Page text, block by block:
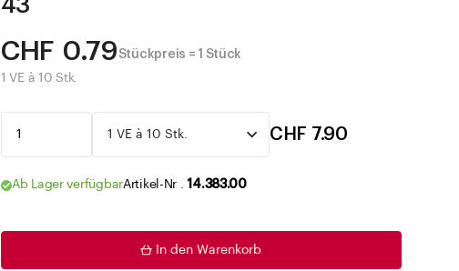
Zu den Merklisten
43
CHF 0.79 Stückpreis = 1 Stück
1 VE à 10 Stk.
CHF 7.90
Ab Lager verfügbarArtikel-Nr . 14.383.00
In den Warenkorb